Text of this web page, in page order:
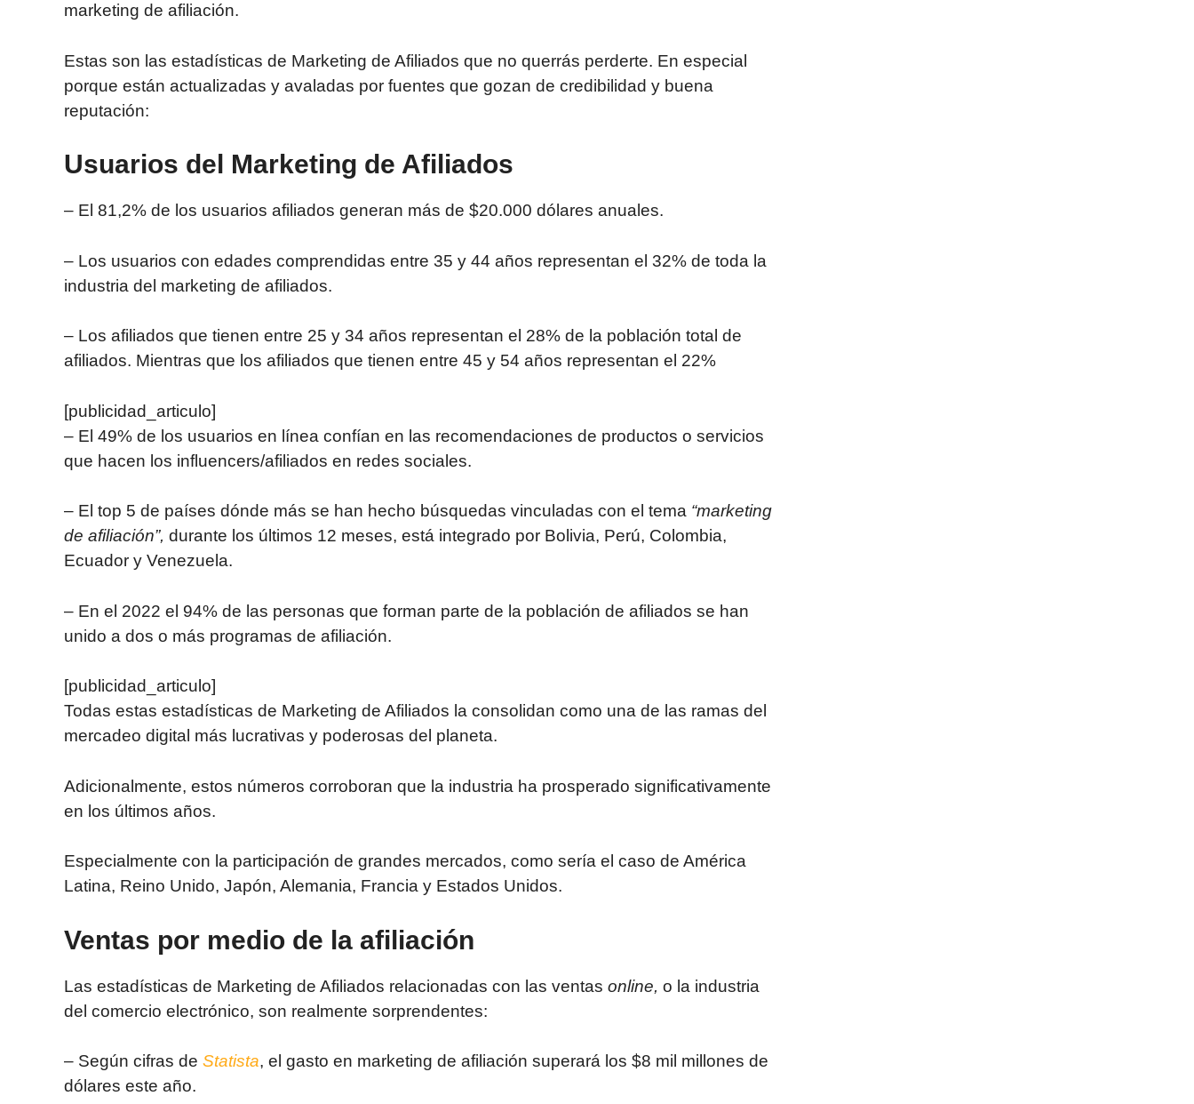
marketing de afiliación.
Estas son las estadísticas de Marketing de Afiliados que no querrás perderte. En especial
porque están actualizadas y avaladas por fuentes que gozan de credibilidad y buena
reputación:
Usuarios del Marketing de Afiliados
– El 81,2% de los usuarios afiliados generan más de $20.000 dólares anuales.
– Los usuarios con edades comprendidas entre 35 y 44 años representan el 32% de toda la
industria del marketing de afiliados.
– Los afiliados que tienen entre 25 y 34 años representan el 28% de la población total de
afiliados. Mientras que los afiliados que tienen entre 45 y 54 años representan el 22%
[publicidad_articulo]
– El 49% de los usuarios en línea confían en las recomendaciones de productos o servicios
que hacen los influencers/afiliados en redes sociales.
– El top 5 de países dónde más se han hecho búsquedas vinculadas con el tema “marketing
de afiliación”, durante los últimos 12 meses, está integrado por Bolivia, Perú, Colombia,
Ecuador y Venezuela.
– En el 2022 el 94% de las personas que forman parte de la población de afiliados se han
unido a dos o más programas de afiliación.
[publicidad_articulo]
Todas estas estadísticas de Marketing de Afiliados la consolidan como una de las ramas del
mercadeo digital más lucrativas y poderosas del planeta.
Adicionalmente, estos números corroboran que la industria ha prosperado significativamente
en los últimos años.
Especialmente con la participación de grandes mercados, como sería el caso de América
Latina, Reino Unido, Japón, Alemania, Francia y Estados Unidos.
Ventas por medio de la afiliación
Las estadísticas de Marketing de Afiliados relacionadas con las ventas online, o la industria
del comercio electrónico, son realmente sorprendentes:
– Según cifras de Statista, el gasto en marketing de afiliación superará los $8 mil millones de
dólares este año.